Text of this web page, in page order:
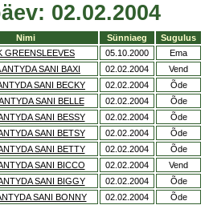
02.02.2004
Nimi Sünniaeg
Sugulus
GREENSLEEVES 05.10.2000
Ema
ANTYDA SANI BAXI 02.02.2004
Vend
SANI BECKY 02.02.2004
Õde
SANI BELLE 02.02.2004
Õde
SANI BESSY 02.02.2004
Õde
SANI BETSY 02.02.2004
Õde
SANI BETTY 02.02.2004
Õde
SANI BICCO 02.02.2004
Vend
SANI BIGGY 02.02.2004
Õde
SANI BONNY 02.02.2004 Õde